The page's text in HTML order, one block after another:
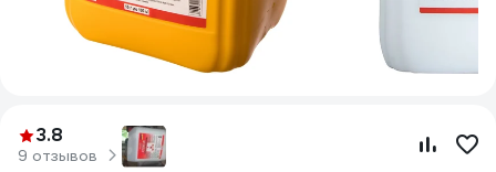
3.8
9 отзывов